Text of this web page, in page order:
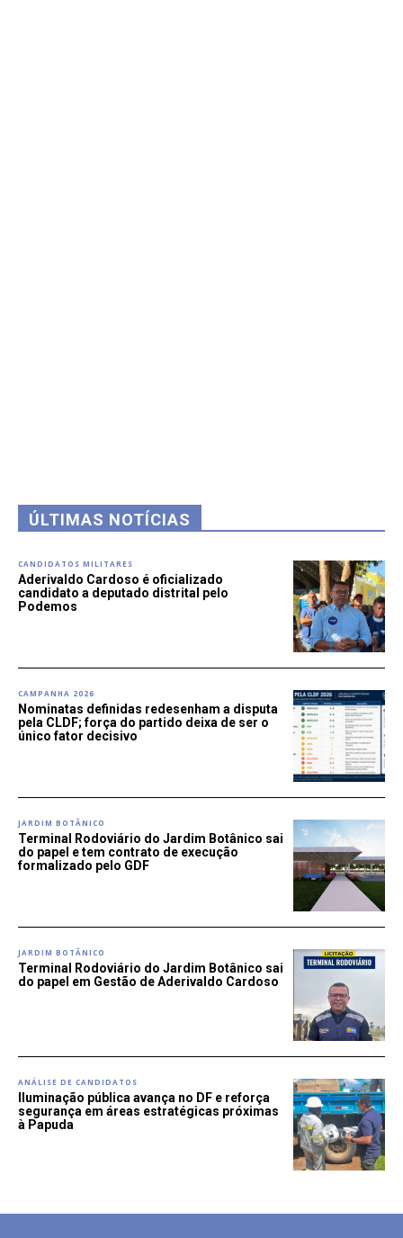
ÚLTIMAS NOTÍCIAS
CANDIDATOS MILITARES
Aderivaldo Cardoso é oficializado
candidato a deputado distrital pelo
Podemos
CAMPANHA 2026
Nominatas definidas redesenham a disputa
pela CLDF; força do partido deixa de ser o
único fator decisivo
JARDIM BOTÂNICO
Terminal Rodoviário do Jardim Botânico sai
do papel e tem contrato de execução
formalizado pelo GDF
JARDIM BOTÂNICO
Terminal Rodoviário do Jardim Botânico sai
do papel em Gestão de Aderivaldo Cardoso
ANÁLISE DE CANDIDATOS
Iluminação pública avança no DF e reforça
segurança em áreas estratégicas próximas
à Papuda